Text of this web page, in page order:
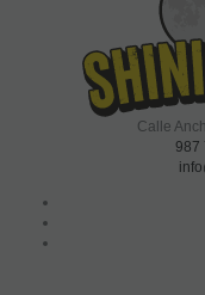
Calle
987